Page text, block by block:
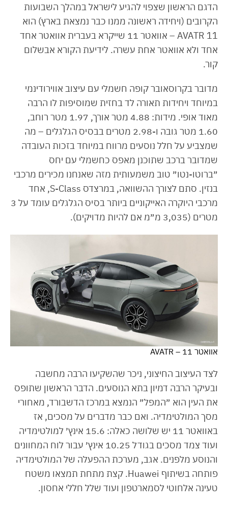
הדגם הראשון שצפוי להגיע לישראל במהלך השבועות
הקרובים (ויחידה ראשונה ממנו כבר נמצאת בארץ) הוא
AVATR 11 – אוואטר 11 שייקרא בעברית אוואטר אחד
אחד ולא אוואטר אחת עשרה. לידיעת הקורא אבשלום
קור.
מדובר בקרוסאובר קופה חשמלי עם עיצוב אווירודינמי
במיוחד ויחידות תאורה לד בחזית שמוסיפות לו הרבה
מאוד אופי. מידות: 4.88 מטר אורך, 1.97 מטר רוחב,
1.60 מטר גובה ו-2.98 מטרים בבסיס הגלגלים – מה
שמצביע על חלל נוסעים מרווח במיוחד בזכות העובדה
שמדובר ברכב שתוכנן מאפס כחשמלי עם יחס
״ברוטו-נטו״ טוב משמעותית מזה שאנחנו מכירים מרכבי
בנזין. סתם לצורך ההשוואה, במרצדס S-Class, אחד
מרכבי היוקרה האייקוניים ביותר בסיס הגלגלים עומד על 3
מטרים (3,035 מ״מ אם להיות מדויקים).
אוואטר 11 – AVATR
לצד העיצוב החיצוני, ניכר שהשקיעו הרבה מחשבה
ובעיקר הרבה דמיון בתא הנוסעים. הדבר הראשון שתופס
את העין הוא ״המפל״ הנמצא במרכז הדשבורד, מאחורי
מסך המולטימדיה. ואם כבר מדברים על מסכים, אז
באוואטר 11 יש שלושה כאלה: 15.6 אינץ׳ למולטימדיה
ועוד צמד מסכים בגודל 10.25 אינץ׳ עבור לוח המחוונים
והנוסע מלפנים. אגב, מערכת ההפעלה של המולטימדיה
פותחה בשיתוף Huawei. קצת מתחת תמצאו משטח
טעינה אלחוטי לסמארטפון ועוד שלל חללי אחסון.